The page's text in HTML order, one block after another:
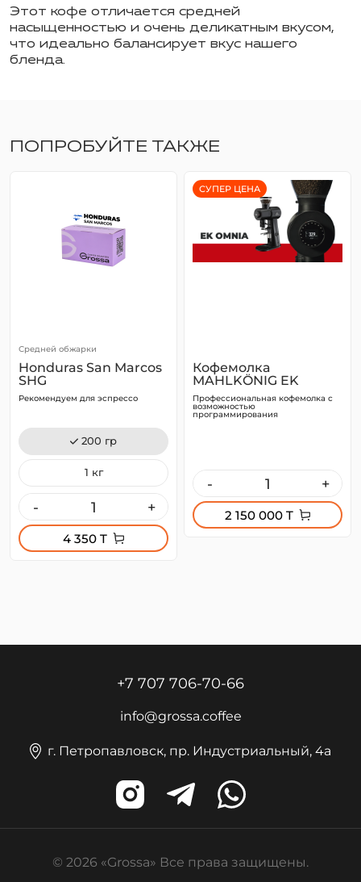
Этот кофе отличается средней
насыщенностью и очень деликатным вкусом,
что идеально балансирует вкус нашего
бленда.
ПОПРОБУЙТЕ ТАКЖЕ
Средней обжарки
Honduras San Marcos
SHG
Рекомендуем для эспрессо
200 гр
1 кг
- +
4 350 T
СУПЕР ЦЕНА
Кофемолка
MAHLKÖNIG EK
Omnia
Профессиональная кофемолка с
возможностью
программирования
- +
2 150 000 T
+7 707 706-70-66
info@grossa.coffee
г. Петропавловск, пр. Индустриальный, 4а
© 2026 «Grossa» Все права защищены.